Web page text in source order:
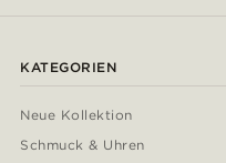
KATEGORIEN
Neue Kollektion
Schmuck & Uhren